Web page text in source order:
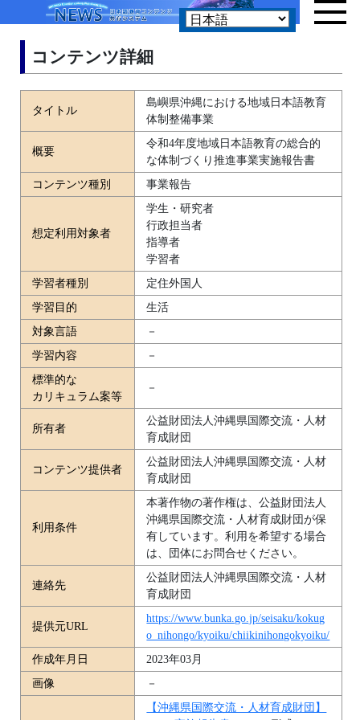
コンテンツ詳細
タイトル
島嶼県沖縄における地域日本語教育
体制整備事業
概要
令和4年度地域日本語教育の総合的
な体制づくり推進事業実施報告書
コンテンツ種別
事業報告
想定利用対象者
学生・研究者
行政担当者
指導者
学習者
学習者種別
定住外国人
学習目的
生活
対象言語
－
学習内容
－
標準的な
カリキュラム案等
－
所有者
公益財団法人沖縄県国際交流・人材
育成財団
コンテンツ提供者
公益財団法人沖縄県国際交流・人材
育成財団
利用条件
本著作物の著作権は、公益財団法人
沖縄県国際交流・人材育成財団が保
有しています。利用を希望する場合
は、団体にお問合せください。
連絡先
公益財団法人沖縄県国際交流・人材
育成財団
提供元URL
https://www.bunka.go.jp/seisaku/kokug
o_nihongo/kyoiku/chiikinihongokyoiku/
作成年月日
2023年03月
画像
－
【沖縄県国際交流・人材育成財団】